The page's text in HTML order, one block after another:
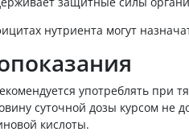
нутриента могут
употреблять при
суточной дозы курсом не
кислоты.